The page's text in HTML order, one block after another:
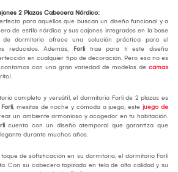
2 Plazas Cabecera Nórdico:
para aquellos que buscan un diseño funcional y a
de estilo nórdico y sus cajones integrados en la base
dormitorio ofrece una solución práctica para el
reducidos. Además, Forli trae para ti este diseño
en cualquier tipo de decoración. Pero eso no es
con una gran variedad de modelos de camas
completo y versátil, el dormitorio Forli de 2 plazas es
, mesitas de noche y cómoda a juego, este juego de
un ambiente armonioso y acogedor en tu habitación.
cuenta con un diseño atemporal que garantiza que
durante muchos años.
de sofisticación en su dormitorio, el dormitorio Forli
Con su cabecera tapizada en tela de alta calidad y su